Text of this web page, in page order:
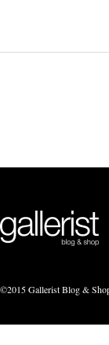
©2015 Gallerist Blog &